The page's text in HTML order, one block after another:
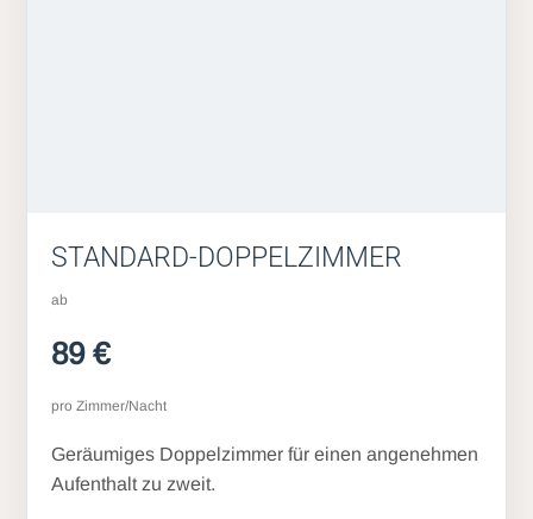
STANDARD-DOPPELZIMMER
ab
89 €
pro Zimmer/Nacht
Geräumiges Doppelzimmer für einen angenehmen
Aufenthalt zu zweit.